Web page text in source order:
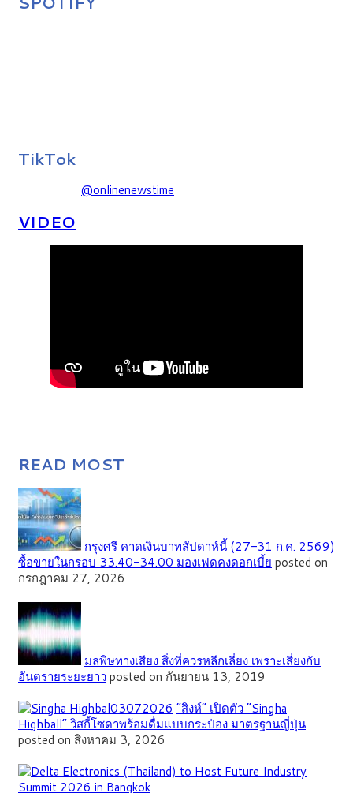
TikTok
@onlinenewstime
VIDEO
READ MOST
กรุงศรี คาดเงินบาทสัปดาห์นี้ (27–31 ก.ค. 2569)
ซื้อขายในกรอบ 33.40-34.00 มองเฟดคงดอกเบี้ย posted on
กรกฎาคม 27, 2026
มลพิษทางเสียง สิ่งที่ควรหลีกเลี่ยง เพราะเสี่ยงกับ
อันตรายระยะยาวposted on กันยายน 13, 2019
“สิงห์” เปิดตัว “Singha
Highball” วิสกี้โซดาพร้อมดื่มแบบกระป๋อง มาตรฐานญี่ปุ่น
posted on สิงหาคม 3, 2026